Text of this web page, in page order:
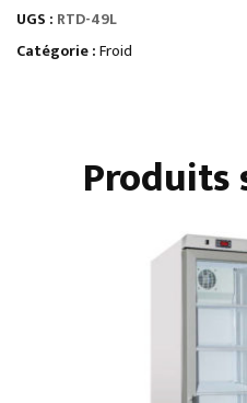
POSER
PORTES
UGS : RTD-49L
Catégorie :Froid
Produits